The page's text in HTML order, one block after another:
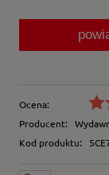
Ocena:
Producent:
Kod produktu: